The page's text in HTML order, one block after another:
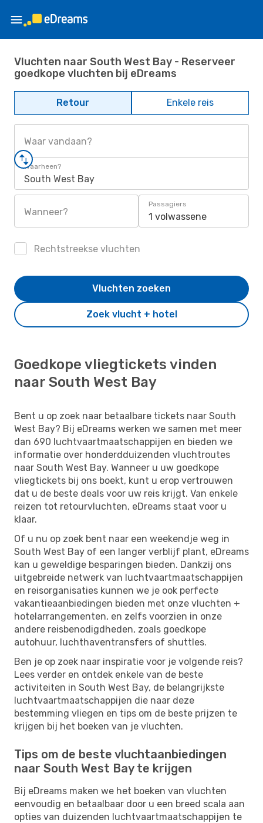
Vluchten naar South West Bay - Reserveer
goedkope vluchten bij eDreams
Retour Enkele reis
Waar vandaan?
Waarheen?
South West Bay
Wanneer?
Passagiers
1 volwassene
Rechtstreekse vluchten
Zoek vlucht + hotel
Vluchten zoeken
Goedkope vliegtickets vinden
naar South West Bay
Bent u op zoek naar betaalbare tickets naar South
West Bay? Bij eDreams werken we samen met meer
dan 690 luchtvaartmaatschappijen en bieden we
informatie over honderdduizenden vluchtroutes
naar South West Bay. Wanneer u uw goedkope
vliegtickets bij ons boekt, kunt u erop vertrouwen
dat u de beste deals voor uw reis krijgt. Van enkele
reizen tot retourvluchten, eDreams staat voor u
klaar.
Of u nu op zoek bent naar een weekendje weg in
South West Bay of een langer verblijf plant, eDreams
kan u geweldige besparingen bieden. Dankzij ons
uitgebreide netwerk van luchtvaartmaatschappijen
en reisorganisaties kunnen we je ook perfecte
vakantieaanbiedingen bieden met onze vluchten +
hotelarrangementen, en zelfs voorzien in onze
andere reisbenodigdheden, zoals goedkope
autohuur, luchthaventransfers of shuttles.
Ben je op zoek naar inspiratie voor je volgende reis?
Lees verder en ontdek enkele van de beste
activiteiten in South West Bay, de belangrijkste
luchtvaartmaatschappijen die naar deze
bestemming vliegen en tips om de beste prijzen te
krijgen bij het boeken van je vluchten.
Tips om de beste vluchtaanbiedingen
naar South West Bay te krijgen
Bij eDreams maken we het boeken van vluchten
eenvoudig en betaalbaar door u een breed scala aan
opties van duizenden luchtvaartmaatschappijen te